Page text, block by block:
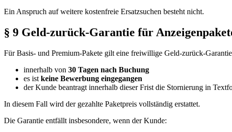
Ein Anspruch auf weitere kostenfreie Ersatzsuchen besteht nicht.
§ 9 Geld-zurück-Garantie für
Für Basis- und Premium-Pakete gilt eine freiwillige Geld-zurück-
innerhalb von 30 Tagen nach Buchung
es ist keine Bewerbung eingegangen
der Kunde beantragt innerhalb dieser Frist die Stornierung in
In diesem Fall wird der gezahlte Paketpreis vollständig erstattet.
Die Garantie entfällt insbesondere, wenn der Kunde: